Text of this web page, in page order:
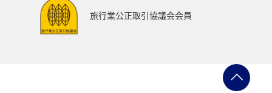
機内
秋田県 鹿児島県
ANA Pocket
旅行業公正取引協議会会員